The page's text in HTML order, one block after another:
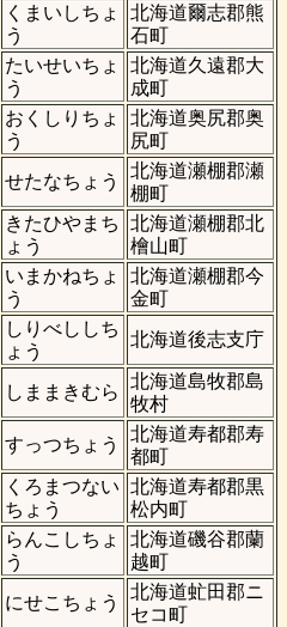
くまいしちょ
う
北海道爾志郡熊
石町
たいせいちょ
う
北海道久遠郡大
成町
おくしりちょ
う
北海道奥尻郡奥
尻町
せたなちょう
北海道瀬棚郡瀬
棚町
きたひやまち
ょう
北海道瀬棚郡北
檜山町
いまかねちょ
う
北海道瀬棚郡今
金町
しりべししち
ょう
北海道後志支庁
しままきむら
北海道島牧郡島
牧村
すっつちょう
北海道寿都郡寿
都町
くろまつない
ちょう
北海道寿都郡黒
松内町
らんこしちょ
う
北海道磯谷郡蘭
越町
にせこちょう
北海道虻田郡ニ
セコ町